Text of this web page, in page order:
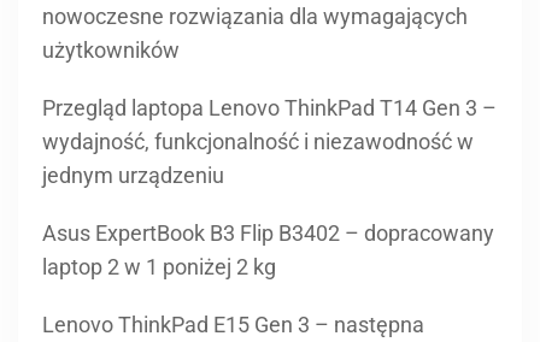
nowoczesne rozwiązania dla wymagających
użytkowników
Przegląd laptopa Lenovo ThinkPad T14 Gen 3 –
wydajność, funkcjonalność i niezawodność w
jednym urządzeniu
Asus ExpertBook B3 Flip B3402 – dopracowany
laptop 2 w 1 poniżej 2 kg
Lenovo ThinkPad E15 Gen 3 – następna